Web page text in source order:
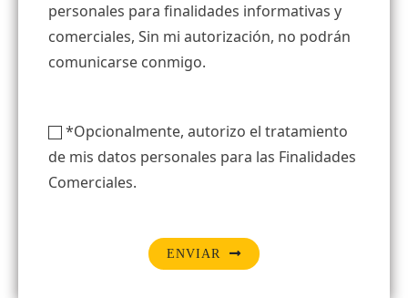
personales para finalidades informativas y
comerciales, Sin mi autorización, no podrán
comunicarse conmigo.
*Opcionalmente, autorizo el tratamiento
de mis datos personales para las Finalidades
Comerciales.
ENVIAR